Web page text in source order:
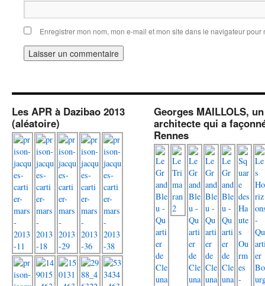
Enregistrer mon nom, mon e-mail et mon site dans le navigateur
Les APR à Dazibao 2013
(aléatoire)
Georges MAILLOLS, un
architecte qui a
Rennes